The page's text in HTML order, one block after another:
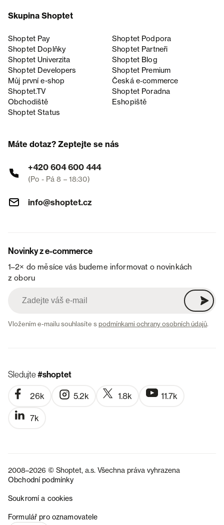
Skupina Shoptet
Shoptet Pay
Shoptet Podpora
Shoptet Doplňky
Shoptet Partneři
Shoptet Univerzita
Shoptet Blog
Shoptet Developers
Shoptet Premium
Můj první e-shop
Česká e‑commerce
Shoptet.TV
Shoptet Poradna
Obchodiště
Eshopiště
Shoptet Status
Máte dotaz? Zeptejte se nás
+420 604 600 444
(Po - Pá 8 – 18:30)
info@shoptet.cz
Novinky z e-commerce
1–2× do měsíce vás budeme informovat o novinkách
z oboru
Vložením e-mailu souhlasíte spodmínkami ochrany osobních údajů.
Sledujte#shoptet
26k 5.2k 1.8k 11.7k
7k
2008–2026 © Shoptet, a.s. Všechna práva vyhrazena
Obchodní podmínky
Soukromí a cookies
Formulář pro oznamovatele